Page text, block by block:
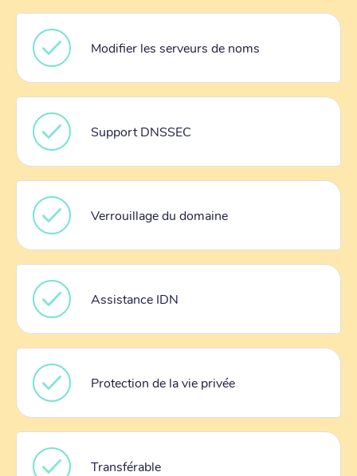
Modifier les serveurs de noms
Support DNSSEC
Verrouillage du domaine
Assistance IDN
Protection de la vie privée
Transférable